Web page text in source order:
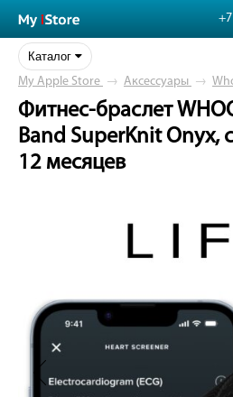
Каталог
My Apple Store → Аксессуары →
Фитнес-браслет
Band SuperKnit Onyx,
12 месяцев